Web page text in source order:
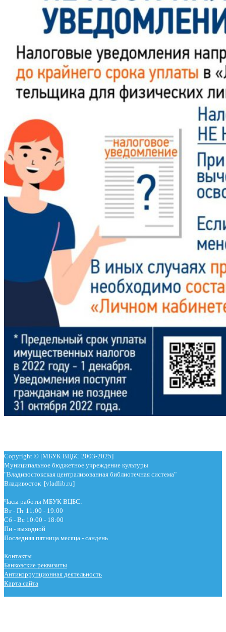
Copyright © [МБУК ВЦБС 2003-2025]
Муниципальное бюджетное учреждение культуры
"Владивостокская централизованная библиотечная система"
Владивосток [vladlib.ru]
Часы работы МБУК ВЦБС:
Вт - Пт 11:00 - 19:00
Сб - Вс 10:00 - 18:00
Пн - выходной
Последняя пятница месяца - сандень
Контакты
Банковские реквизиты
Антикоррупционная деятельность
Карта сайта